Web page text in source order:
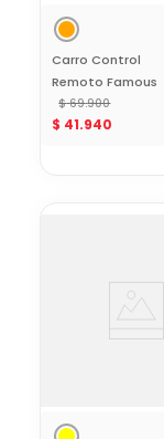
Carro Control
Remoto Famous
Car Amarillo Toy
Logic
$ 69.900
$ 41.940